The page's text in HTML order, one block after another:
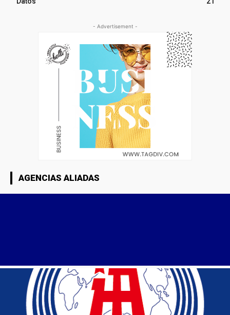
- Advertisement -
AGENCIAS ALIADAS